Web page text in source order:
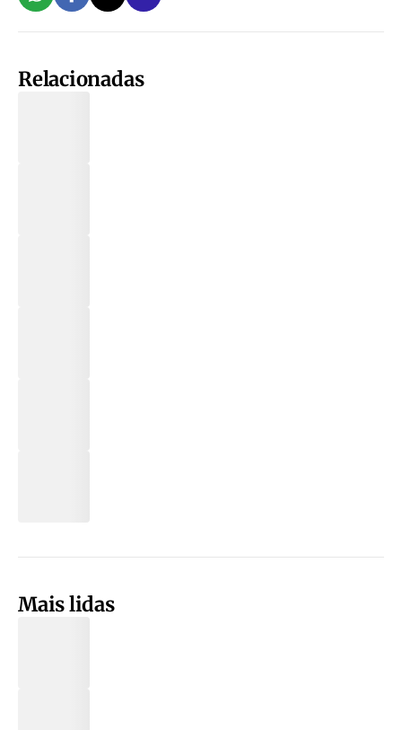
Relacionadas
Mais lidas